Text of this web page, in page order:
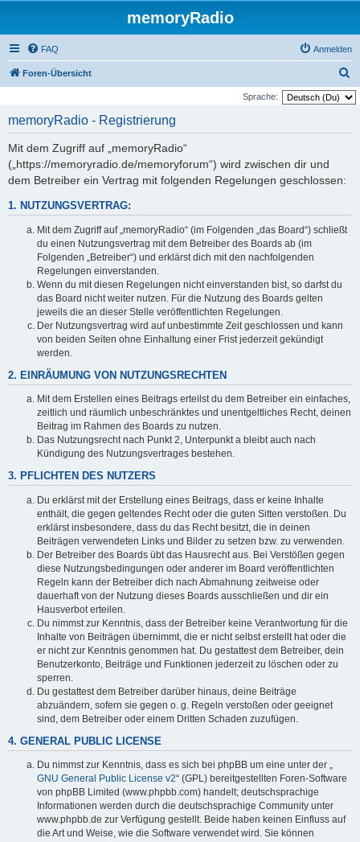
memoryRadio
FAQ Anmelden
Foren-Übersicht
u
Sprache:
memoryRadio - Registrierung
Mit dem Zugriff auf „memoryRadio“
(„https://memoryradio.de/memoryforum“) wird zwischen dir und
dem Betreiber ein Vertrag mit folgenden Regelungen geschlossen:
1. NUTZUNGSVERTRAG:
Mit dem Zugriff auf „memoryRadio“ (im Folgenden „das Board“) schließt
du einen Nutzungsvertrag mit dem Betreiber des Boards ab (im
Folgenden „Betreiber“) und erklärst dich mit den nachfolgenden
Regelungen einverstanden.
Wenn du mit diesen Regelungen nicht einverstanden bist, so darfst du
das Board nicht weiter nutzen. Für die Nutzung des Boards gelten
jeweils die an dieser Stelle veröffentlichten Regelungen.
Der Nutzungsvertrag wird auf unbestimmte Zeit geschlossen und kann
von beiden Seiten ohne Einhaltung einer Frist jederzeit gekündigt
werden.
2. EINRÄUMUNG VON NUTZUNGSRECHTEN
Mit dem Erstellen eines Beitrags erteilst du dem Betreiber ein einfaches,
zeitlich und räumlich unbeschränktes und unentgeltliches Recht, deinen
Beitrag im Rahmen des Boards zu nutzen.
Das Nutzungsrecht nach Punkt 2, Unterpunkt a bleibt auch nach
Kündigung des Nutzungsvertrages bestehen.
3. PFLICHTEN DES NUTZERS
Du erklärst mit der Erstellung eines Beitrags, dass er keine Inhalte
enthält, die gegen geltendes Recht oder die guten Sitten verstoßen. Du
erklärst insbesondere, dass du das Recht besitzt, die in deinen
Beiträgen verwendeten Links und Bilder zu setzen bzw. zu verwenden.
Der Betreiber des Boards übt das Hausrecht aus. Bei Verstößen gegen
diese Nutzungsbedingungen oder anderer im Board veröffentlichten
Regeln kann der Betreiber dich nach Abmahnung zeitweise oder
dauerhaft von der Nutzung dieses Boards ausschließen und dir ein
Hausverbot erteilen.
Du nimmst zur Kenntnis, dass der Betreiber keine Verantwortung für die
Inhalte von Beiträgen übernimmt, die er nicht selbst erstellt hat oder die
er nicht zur Kenntnis genommen hat. Du gestattest dem Betreiber, dein
Benutzerkonto, Beiträge und Funktionen jederzeit zu löschen oder zu
sperren.
Du gestattest dem Betreiber darüber hinaus, deine Beiträge
abzuändern, sofern sie gegen o. g. Regeln verstoßen oder geeignet
sind, dem Betreiber oder einem Dritten Schaden zuzufügen.
4. GENERAL PUBLIC LICENSE
Du nimmst zur Kenntnis, dass es sich bei phpBB um eine unter der „
GNU General Public License v2“ (GPL) bereitgestellten Foren-Software
von phpBB Limited (www.phpbb.com) handelt; deutschsprachige
Informationen werden durch die deutschsprachige Community unter
www.phpbb.de zur Verfügung gestellt. Beide haben keinen Einfluss auf
die Art und Weise, wie die Software verwendet wird. Sie können